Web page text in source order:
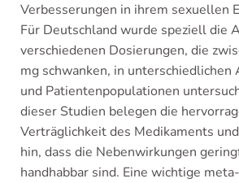
Verbesserungen in ihrem sexuellen
Für Deutschland wurde speziell die
verschiedenen Dosierungen, die
mg schwanken, in unterschiedlichen
und Patientenpopulationen
dieser Studien belegen die
Verträglichkeit des Medikaments
hin, dass die Nebenwirkungen
handhabbar sind. Eine wichtige